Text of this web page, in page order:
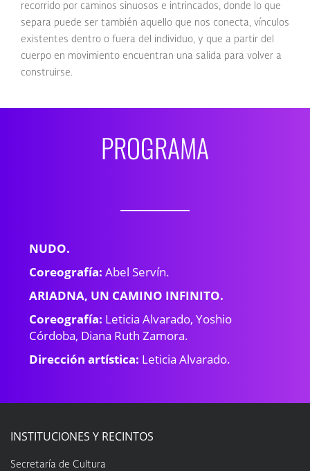
recorrido por caminos sinuosos e intrincados, donde lo que
separa puede ser también aquello que nos conecta, vínculos
existentes dentro o fuera del individuo, y que a partir del
cuerpo en movimiento encuentran una salida para volver a
construirse.
PROGRAMA
NUDO.
Coreografía: Abel Servín.
ARIADNA, UN CAMINO INFINITO.
Coreografía: Leticia Alvarado, Yoshio
Córdoba, Diana Ruth Zamora.
Dirección artística: Leticia Alvarado.
INSTITUCIONES Y RECINTOS
Secretaría de Cultura